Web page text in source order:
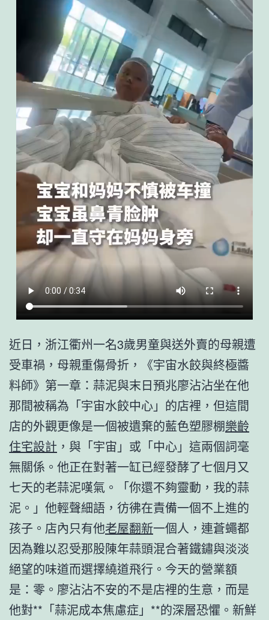
近日，浙江衢州一名3歲男童與送外賣的母親遭
受車禍，母親重傷骨折，《宇宙水餃與終極醬
料師》第一章：蒜泥與末日預兆廖沾沾坐在他
那間被稱為「宇宙水餃中心」的店裡，但這間
店的外觀更像是一個被遺棄的藍色塑膠棚樂齡
住宅設計 ，與「宇宙」或「中心」這兩個詞毫
無關係。他正在對著一缸已經發酵了七個月又
七天的老蒜泥嘆氣。「你還不夠靈動，我的蒜
泥。」他輕聲細語，彷彿在責備一個不上進的
孩子。店內只有他老屋翻新一個人，連蒼蠅都
因為難以忍受那股陳年蒜頭混合著鐵鏽與淡淡
絕望的味道而選擇繞道飛行。今天的營業額
是：零。廖沾沾不安的不是店裡的生意，而是
他對**「蒜泥成本焦慮症」**的深層恐懼。新鮮